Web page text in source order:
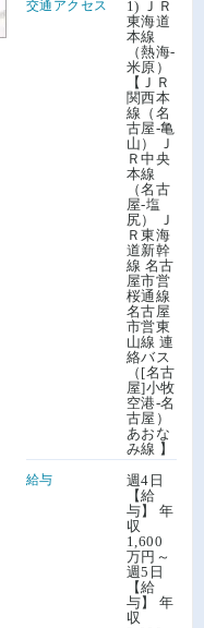
交通アクセス
1) ＪＲ
東海道
本線
（熱海-
米原）
【ＪＲ
関西本
線（名
古屋-亀
山） Ｊ
Ｒ中央
本線
（名古
屋-塩
尻） Ｊ
Ｒ東海
道新幹
線 名古
屋市営
桜通線
名古屋
市営東
山線 連
絡バス
（[名古
屋]小牧
空港-名
古屋）
あおな
み線 】
給与
週4日
【給
与】 年
収
1,600
万円～
週5日
【給
与】 年
収